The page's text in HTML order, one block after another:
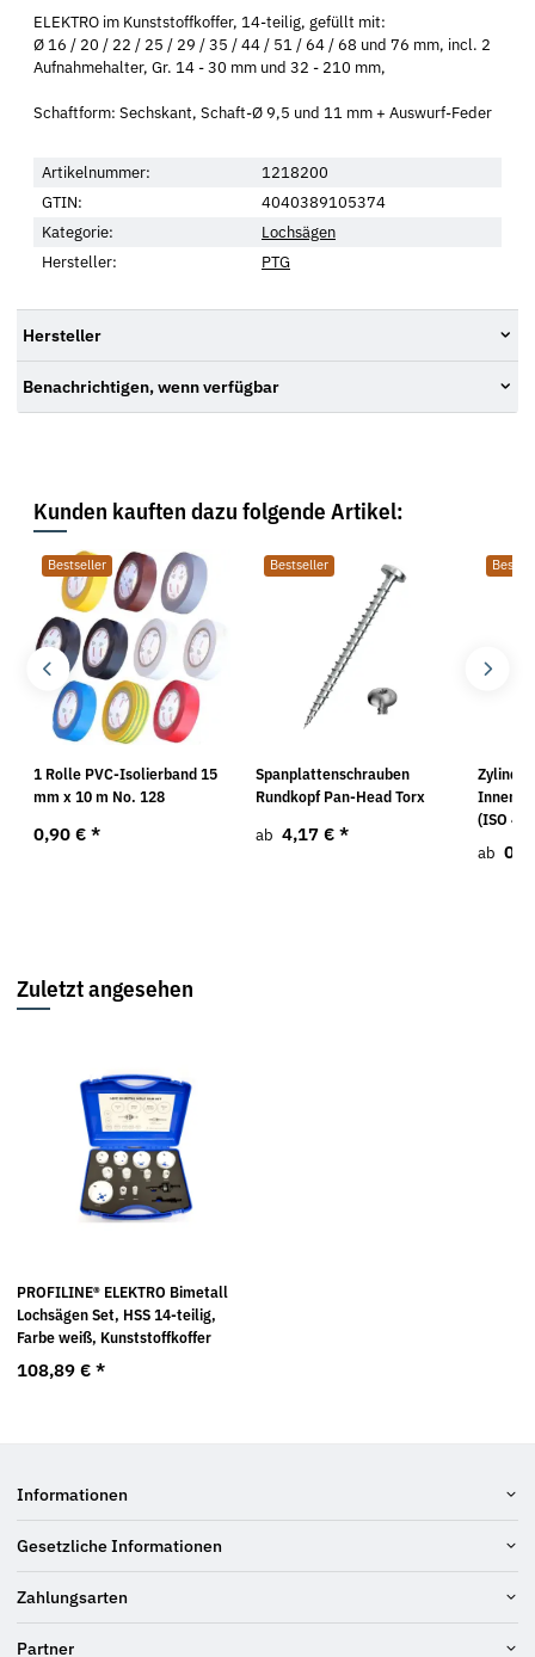
ELEKTRO im Kunststoffkoffer, 14-teilig, gefüllt mit:
Ø 16 / 20 / 22 / 25 / 29 / 35 / 44 / 51 / 64 / 68 und 76 mm, incl. 2
Aufnahmehalter, Gr. 14 - 30 mm und 32 - 210 mm,
Schaftform: Sechskant, Schaft-Ø 9,5 und 11 mm + Auswurf-Feder
Artikelnummer:
1218200
GTIN:
4040389105374
Kategorie:
Lochsägen
Hersteller:
PTG
Hersteller
Benachrichtigen, wenn verfügbar
Kunden kauften dazu folgende Artikel:
Bestseller
1 Rolle PVC-Isolierband 15
mm x 10 m No. 128
0,90 € *
Bestseller
Spanplattenschrauben
Rundkopf Pan-Head Torx
ab 4,17 € *
(ISO
ab
Zuletzt angesehen
PROFILINE® ELEKTRO Bimetall
Lochsägen Set, HSS 14-teilig,
Farbe weiß, Kunststoffkoffer
108,89 € *
Informationen
Gesetzliche Informationen
Zahlungsarten
Partner